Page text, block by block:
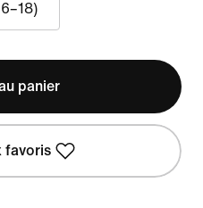
panier
favoris